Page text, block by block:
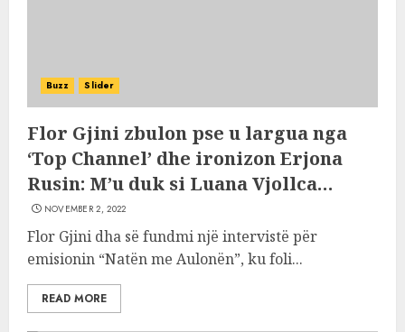
Buzz Slider
Flor Gjini zbulon pse u largua nga
‘Top Channel’ dhe ironizon Erjona
Rusin: M’u duk si Luana Vjollca…
NOVEMBER 2, 2022
Flor Gjini dha së fundmi një intervistë për
emisionin “Natën me Aulonën”, ku foli...
READ MORE